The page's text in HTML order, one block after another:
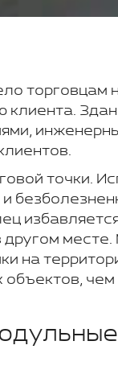
торговцам
точки.
другом
на